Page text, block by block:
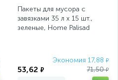
Пакеты для мусора с
завязками 35 л x 15 шт.,
зеленые, Home Palisad
Экономия 17,88 ₽
53,62 ₽ 71,50₽